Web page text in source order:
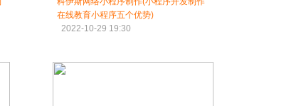
在线教育小程序五个优势)
2022-10-29 19:30